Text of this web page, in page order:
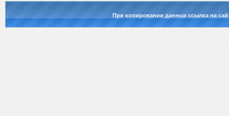
При копировании данных ссылка на